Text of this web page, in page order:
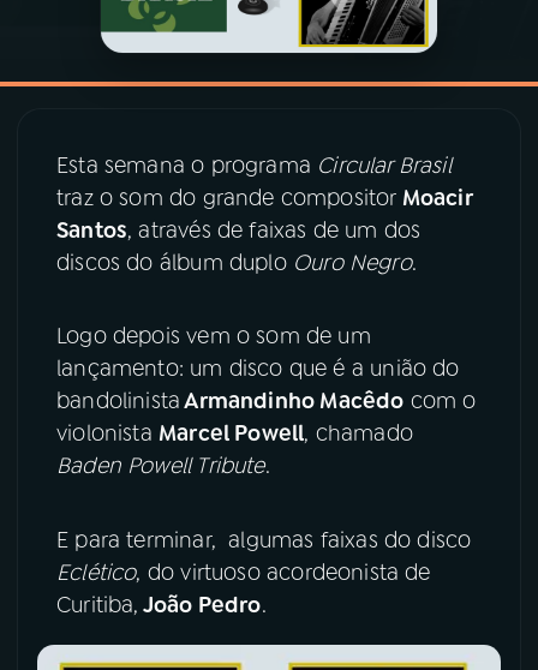
VIDEOCASTS
PRÊMIO RÁDIO MEC
ACOMPANHE A RÁDIO MEC
Instagram X
TikTok
Esta semana o programa Circular Brasil
traz o som do grande compositor Moacir
Santos, através de faixas de um dos
discos do álbum duplo Ouro Negro.
Logo depois vem o som de um
lançamento: um disco que é a união do
bandolinistaArmandinho Macêdo com o
violonista Marcel Powell, chamado
Baden Powell Tribute.
E para terminar, algumas faixas do disco
Eclético, do virtuoso acordeonista de
Curitiba, João Pedro.